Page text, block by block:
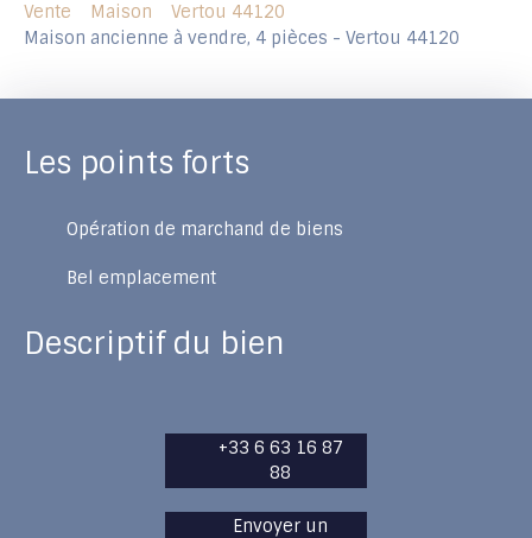
Vente Maison
Vertou 44120
Maison ancienne à vendre, 4 pièces - Vertou 44120
Les points forts
Opération de marchand de biens
Bel emplacement
Descriptif du bien
+33 6 63 16 87
88
Envoyer un